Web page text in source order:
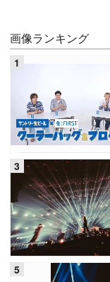
画像ランキング